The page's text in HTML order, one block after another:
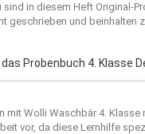
sind in diesem Heft Original-
geschrieben und beinhalten
Probenbuch 4. Klasse
mit Wolli Waschbär 4.
vor, da diese Lernhilfe